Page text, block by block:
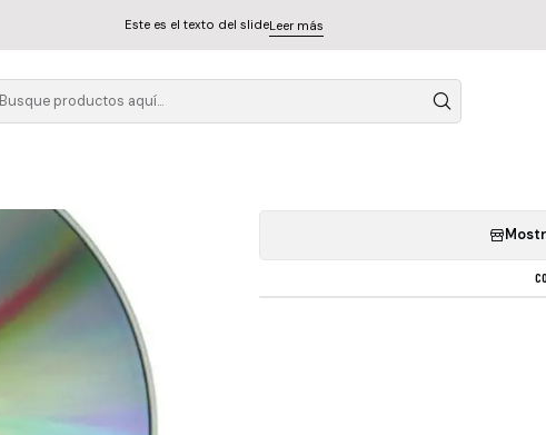
Este es el texto del slideLeer más
Cd Beastie Boys - Ill